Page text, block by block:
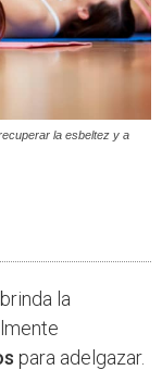
la esbeltez y a
la
para adelgazar.